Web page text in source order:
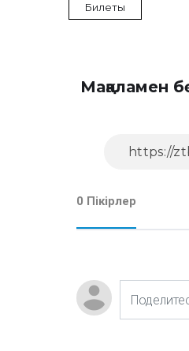
Билеты
Мақаламен
0 Пікірлер